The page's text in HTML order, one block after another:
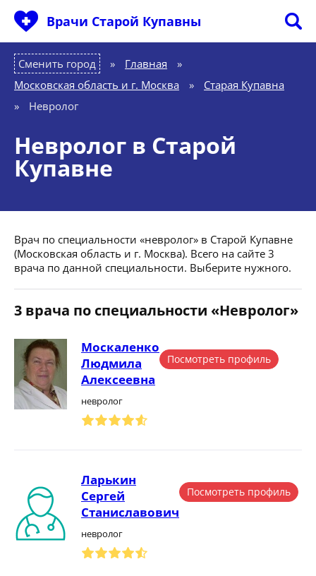
Врачи Старой Купавны
Сменить город Главная
»
Московская область и г. Москва
»
Старая Купавна
»
Невролог
Невролог в Старой
Купавне
Врач по специальности «невролог» в Старой Купавне
(Московская область и г. Москва). Всего на сайте 3
врача по данной специальности. Выберите нужного.
3 врача по специальности «Невролог»
Москаленко
Людмила
Алексеевна
невролог
Посмотреть профиль
Ларькин
Сергей
Станиславович
невролог
Посмотреть профиль